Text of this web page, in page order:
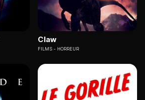
Claw
FILMS HORREUR